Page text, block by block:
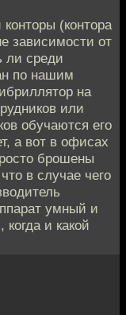
(контора
зависимости от
ли среди
по нашим
на
или
обучаются его
а вот в офисах
брошены
в случае чего
умный и
и какой